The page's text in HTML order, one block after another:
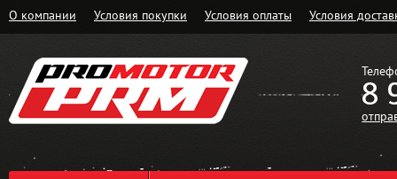
О компании Условия покупки Условия оплаты Условия
8